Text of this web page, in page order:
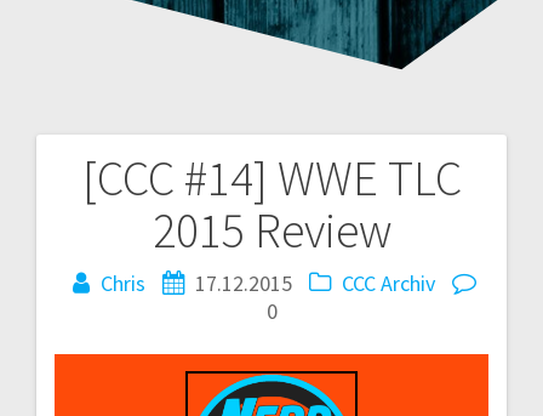
[CCC #14] WWE TLC
2015 Review
Chris 17.12.2015
CCC Archiv
0
Beitragsnavigation